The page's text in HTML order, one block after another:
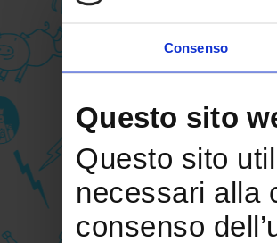
Consenso
Questo sito
Questo sito
necessari alla
consenso